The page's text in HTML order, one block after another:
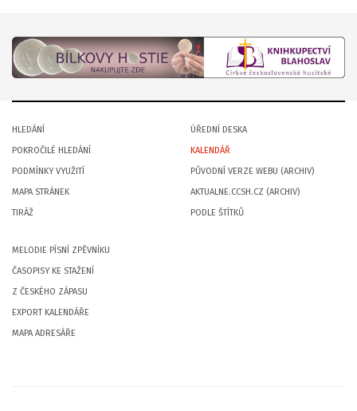
HLEDÁNÍ
POKROČILÉ HLEDÁNÍ
PODMÍNKY VYUŽITÍ
MAPA STRÁNEK
TIRÁŽ
ÚŘEDNÍ DESKA
KALENDÁŘ
PŮVODNÍ VERZE WEBU (ARCHIV)
AKTUALNE.CCSH.CZ (ARCHIV)
PODLE ŠTÍTKŮ
MELODIE PÍSNÍ ZPĚVNÍKU
ČASOPISY KE STAŽENÍ
Z ČESKÉHO ZÁPASU
EXPORT KALENDÁŘE
MAPA ADRESÁŘE